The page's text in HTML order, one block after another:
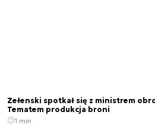
Zełenski spotkał się z ministrem
Tematem produkcja broni
1 min.